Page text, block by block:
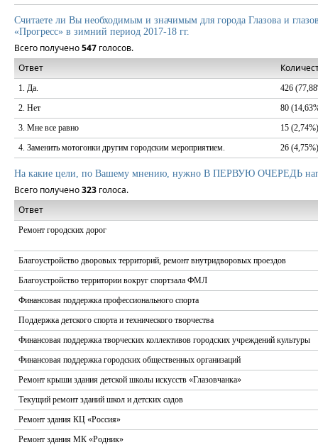
Считаете ли Вы необходимым и значимым для города Глазова и
«Прогресс» в зимний период 2017-18 гг.
Всего получено547 голосов.
Ответ
1. Да.
426
2. Нет
80
3. Мне все равно
15 (2,74%)
4. Заменить мотогонки другим городским мероприятием.
26 (4,75%)
На какие цели, по Вашему мнению, нужно В ПЕРВУЮ ОЧЕРЕДЬ
Всего получено323 голоса.
Ответ
Ремонт городских дорог
Благоустройство дворовых территорий, ремонт внутридворовых проездов
Благоустройство территории вокруг спортзала ФМЛ
Финансовая поддержка профессионального спорта
Поддержка детского спорта и технического творчества
Финансовая поддержка творческих коллективов городских учреждений культуры
Финансовая поддержка городских общественных организаций
Ремонт крыши здания детской школы искусств «Глазовчанка»
Текущий ремонт зданий школ и детских садов
Ремонт здания КЦ «Россия»
Ремонт здания МК «Родник»